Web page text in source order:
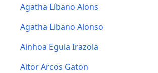
Agatha Líbano Alons
Agatha Libano Alonso
Ainhoa Eguia Irazola
Aitor Arcos Gaton